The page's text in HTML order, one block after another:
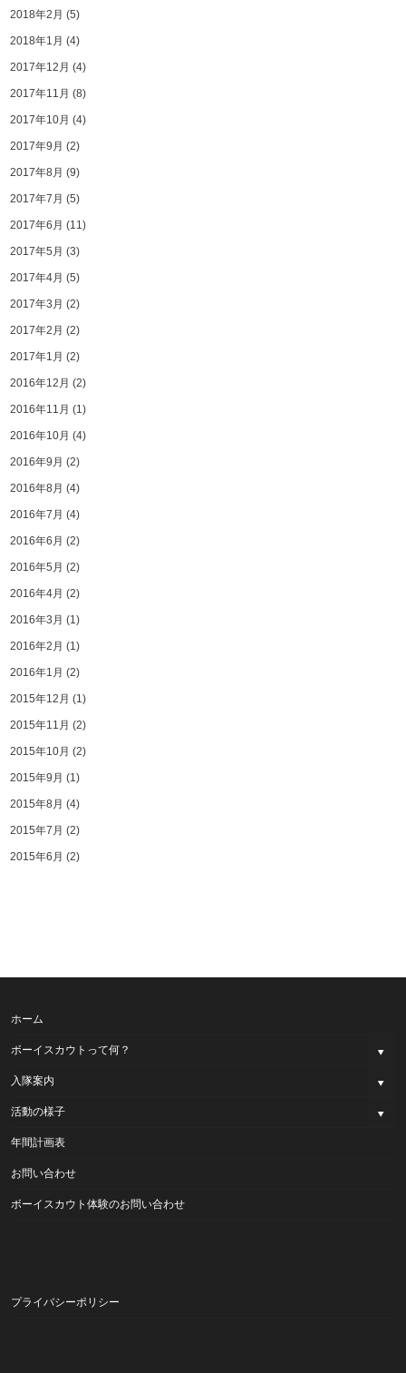
2018年2月 (5)
2018年1月 (4)
2017年12月 (4)
2017年11月 (8)
2017年10月 (4)
2017年9月 (2)
2017年8月 (9)
2017年7月 (5)
2017年6月 (11)
2017年5月 (3)
2017年4月 (5)
2017年3月 (2)
2017年2月 (2)
2017年1月 (2)
2016年12月 (2)
2016年11月 (1)
2016年10月 (4)
2016年9月 (2)
2016年8月 (4)
2016年7月 (4)
2016年6月 (2)
2016年5月 (2)
2016年4月 (2)
2016年3月 (1)
2016年2月 (1)
2016年1月 (2)
2015年12月 (1)
2015年11月 (2)
2015年10月 (2)
2015年9月 (1)
2015年8月 (4)
2015年7月 (2)
2015年6月 (2)
ホーム
ボーイスカウトって何？
入隊案内
活動の様子
年間計画表
お問い合わせ
ボーイスカウト体験のお問い合わせ
プライバシーポリシー